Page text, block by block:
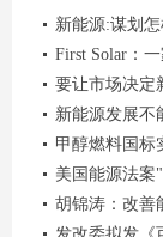
新能源:谋划
First Solar：
要让市场决定
新能源发展不
甲醇燃料国标
美国能源法案
胡锦涛：改善